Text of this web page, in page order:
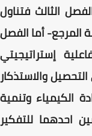
الثالث فتناول
المرجع- أما الفصل
إستراتيجيتي
والاستذكار
الكيمياء وتنمية
احدهما للتفكير